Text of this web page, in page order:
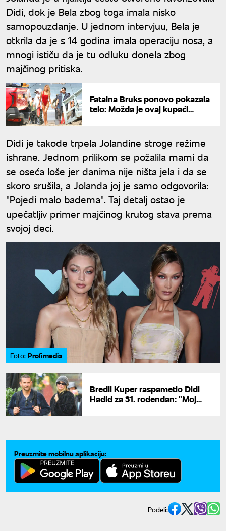
Điđi, dok je Bela zbog toga imala nisko
samopouzdanje. U jednom intervjuu, Bela je
otkrila da je s 14 godina imala operaciju nosa, a
mnogi ističu da je tu odluku donela zbog
majčinog pritiska.
Fatalna Bruks ponovo pokazala
telo: Možda je ovaj kupaći
Điđi je takođe trpela Jolandine stroge režime
ishrane. Jednom prilikom se požalila mami da
se oseća loše jer danima nije ništa jela i da se
skoro srušila, a Jolanda joj je samo odgovorila:
"Pojedi malo badema". Taj detalj ostao je
upečatljiv primer majčinog krutog stava prema
svojoj deci.
Foto: Profimedia
Bredli Kuper raspametio Điđi
Hadid za 31. rođendan: "Moj
Preuzmite mobilnu aplikaciju:
Podeli: